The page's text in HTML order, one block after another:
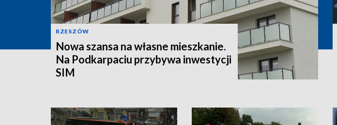
RZESZÓW
Nowa szansa na własne mieszkanie.
Na Podkarpaciu przybywa inwestycji
SIM